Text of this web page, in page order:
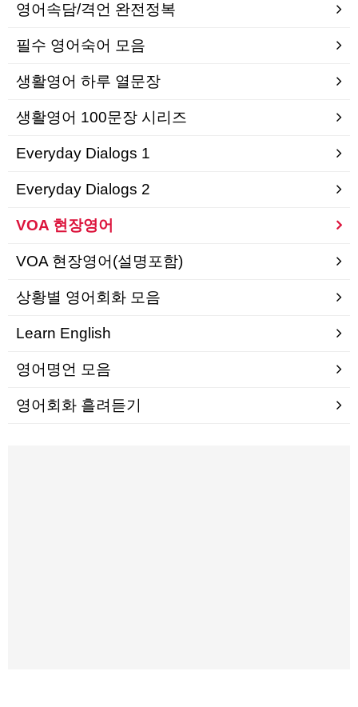
영어속담/격언 완전정복
필수 영어숙어 모음
생활영어 하루 열문장
생활영어 100문장 시리즈
Everyday Dialogs 1
Everyday Dialogs 2
VOA 현장영어
VOA 현장영어(설명포함)
상황별 영어회화 모음
Learn English
영어명언 모음
영어회화 흘려듣기